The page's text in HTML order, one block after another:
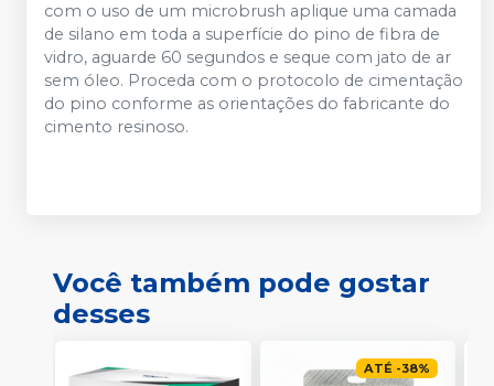
com o uso de um microbrush aplique uma camada
de silano em toda a superfície do pino de fibra de
vidro, aguarde 60 segundos e seque com jato de ar
sem óleo. Proceda com o protocolo de cimentação
do pino conforme as orientações do fabricante do
cimento resinoso.
Você também pode gostar
desses
ATÉ -38%